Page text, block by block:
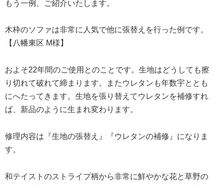
もう一例、ご紹介いたします。
木枠のソファは非常に人気で他に張替えを行った例です。
【八幡東区 M様】
およそ22年間のご使用とのことです。生地はどうしても擦
り切れて破れて締まります。またウレタンも年数宇ととも
にへたってきます。生地を張り替えてウレタンを補修すれ
ば、新品のように生まれ変わります。
修理内容は『生地の張替え』『ウレタンの補修』になりま
す。
和テイストのストライプ柄から非常に鮮やかな花と草野の